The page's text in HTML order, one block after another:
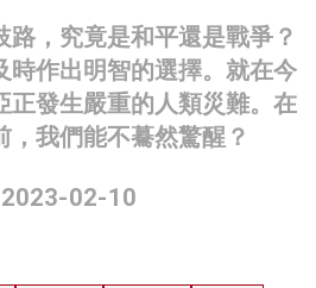
路，究竟是和平還是戰爭？
時作出明智的選擇。就在今
正發生嚴重的人類災難。在
，我們能不驀然驚醒？
02-10